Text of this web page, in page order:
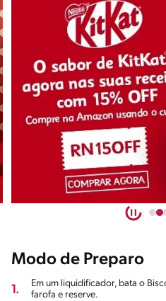
Modo de Preparo
1.
Em um liquidificador, bata o
farofa e reserve.